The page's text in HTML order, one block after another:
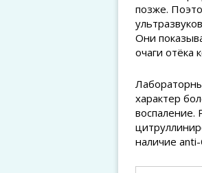
позже.
Они
очаги отёка
характер
воспаление.
наличие